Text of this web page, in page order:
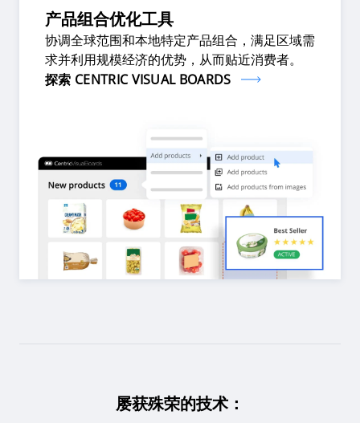
产品组合优化工具
协调全球范围和本地特定产品组合，满足区域需
求并利用规模经济的优势，从而贴近消费者。
探索 CENTRIC VISUAL BOARDS
屡获殊荣的技术：